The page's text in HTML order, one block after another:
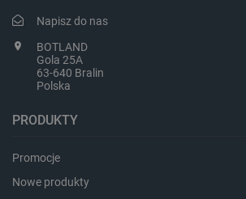
Napisz do nas
BOTLAND
Gola 25A
63-640 Bralin
Polska
PRODUKTY
Promocje
Nowe produkty